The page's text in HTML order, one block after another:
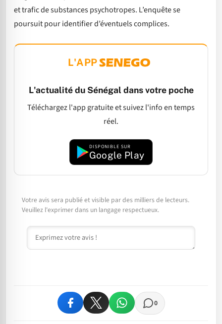
et trafic de substances psychotropes. L’enquête se
poursuit pour identifier d’éventuels complices.
L'APP
L'actualité du Sénégal dans votre poche
Téléchargez l'app gratuite et suivez l'info en temps
réel.
DISPONIBLE SUR
Google Play
Votre avis sera publié et visible par des milliers de lecteurs.
Veuillez l'exprimer dans un langage respectueux.
Commentaire
0